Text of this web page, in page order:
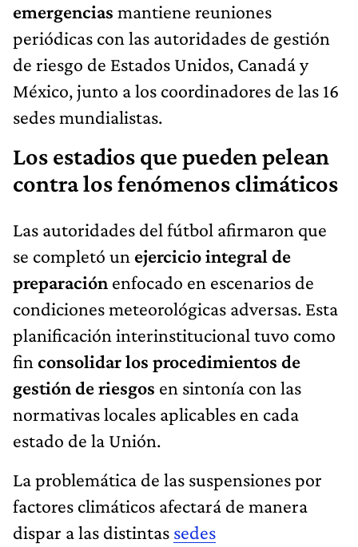
emergencias mantiene reuniones
periódicas con las autoridades de gestión
de riesgo de Estados Unidos, Canadá y
México, junto a los coordinadores de las 16
sedes mundialistas.
Los estadios que pueden pelean
contra los fenómenos climáticos
Las autoridades del fútbol afirmaron que
se completó un ejercicio integral de
preparación enfocado en escenarios de
condiciones meteorológicas adversas. Esta
planificación interinstitucional tuvo como
fin consolidar los procedimientos de
gestión de riesgos en sintonía con las
normativas locales aplicables en cada
estado de la Unión.
La problemática de las suspensiones por
factores climáticos afectará de manera
dispar a las distintas sedes